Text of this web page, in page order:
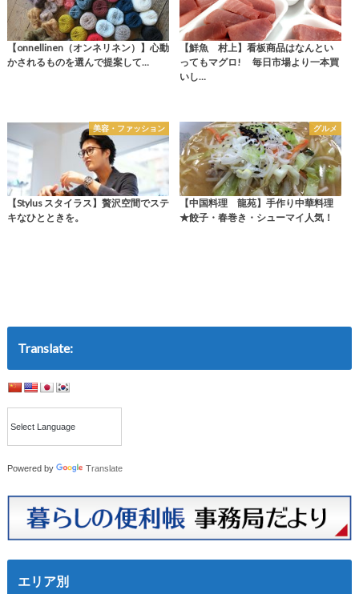
【onnellinen（オンネリネン）】心動
かされるものを選んで提案して…
【鮮魚 村上】看板商品はなんとい
ってもマグロ! 毎日市場より一本買
いし…
美容・ファッション
【Stylus スタイラス】贅沢空間でステ
キなひとときを。
グルメ
【中国料理 龍苑】手作り中華料理
★餃子・春巻き・シューマイ人気！
Translate:
Powered by Translate
エリア別